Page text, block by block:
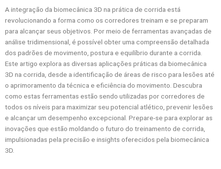
A integração da biomecânica 3D na prática de corrida está
revolucionando a forma como os corredores treinam e se preparam
para alcançar seus objetivos. Por meio de ferramentas avançadas de
análise tridimensional, é possível obter uma compreensão detalhada
dos padrões de movimento, postura e equilíbrio durante a corrida.
Este artigo explora as diversas aplicações práticas da biomecânica
3D na corrida, desde a identificação de áreas de risco para lesões até
o aprimoramento da técnica e eficiência do movimento. Descubra
como estas ferramentas estão sendo utilizadas por corredores de
todos os níveis para maximizar seu potencial atlético, prevenir lesões
e alcançar um desempenho excepcional. Prepare-se para explorar as
inovações que estão moldando o futuro do treinamento de corrida,
impulsionadas pela precisão e insights oferecidos pela biomecânica
3D.